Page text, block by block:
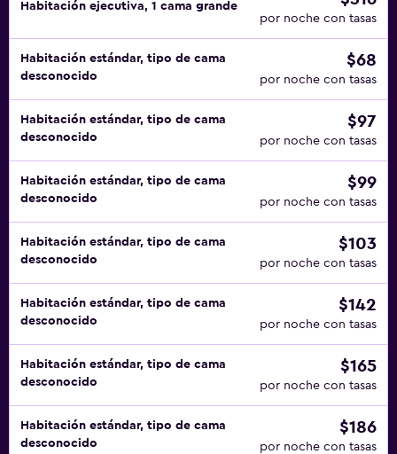
Habitación ejecutiva, 1 cama grande
por noche con tasas
Habitación estándar, tipo de cama
desconocido
$68
por noche con tasas
Habitación estándar, tipo de cama
desconocido
$97
por noche con tasas
Habitación estándar, tipo de cama
desconocido
$99
por noche con tasas
Habitación estándar, tipo de cama
desconocido
$103
por noche con tasas
Habitación estándar, tipo de cama
desconocido
$142
por noche con tasas
Habitación estándar, tipo de cama
desconocido
$165
por noche con tasas
Habitación estándar, tipo de cama
desconocido
$186
por noche con tasas